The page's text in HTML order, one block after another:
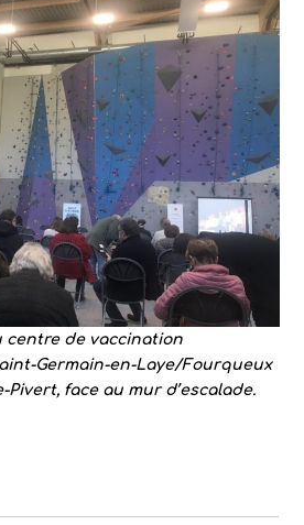
centre de vaccination
Germain-en-Laye/Fourqueux
face au mur d’escalade.